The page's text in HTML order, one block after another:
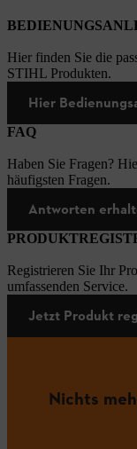
Hier finden Sie die
STIHL Produkten.
Hier
FAQ
Haben Sie Fragen?
häufigsten Fragen.
Antworten
Registrieren Sie Ihr
umfassenden Service.
Jetzt Produkt
Nichts